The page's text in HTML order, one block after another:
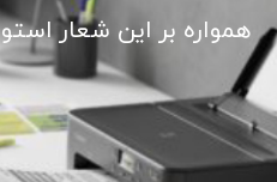
همواره بر این شعار